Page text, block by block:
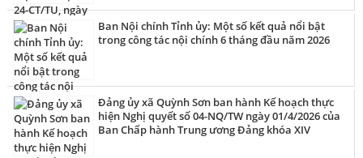
Ban Nội chính Tỉnh ủy: Một số kết quả nổi bật
trong công tác nội chính 6 tháng đầu năm 2026
Đảng ủy xã Quỳnh Sơn ban hành Kế hoạch thực
hiện Nghị quyết số 04-NQ/TW ngày 01/4/2026 của
Ban Chấp hành Trung ương Đảng khóa XIV